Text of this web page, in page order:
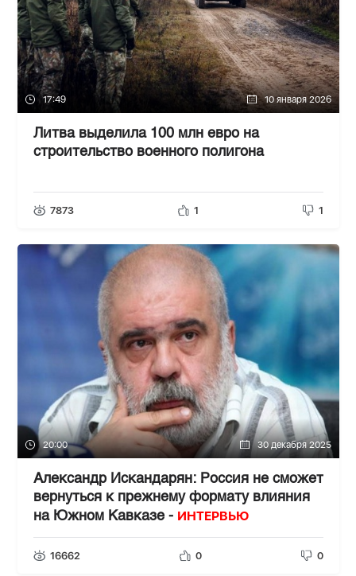
17:49 10 января 2026
Литва выделила 100 млн евро на
строительство военного полигона
7873 1 1
20:00 30 декабря 2025
Александр Искандарян: Россия не сможет
вернуться к прежнему формату влияния
на Южном Кавказе - ИНТЕРВЬЮ
16662 0 0